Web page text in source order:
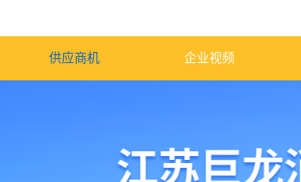
供应商机 企业视频